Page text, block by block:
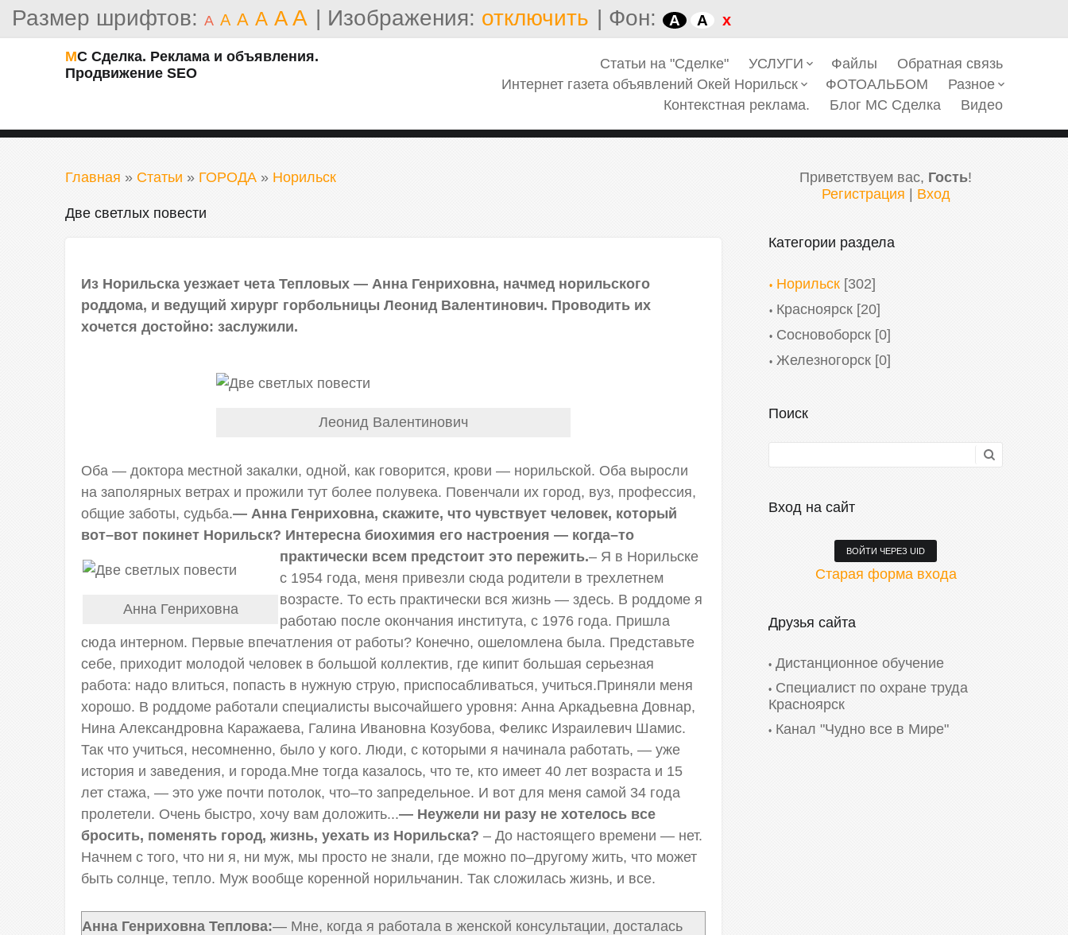
Размер шрифтов: A A A A A A | Изображения: отключить | Фон: A A x
МС Сделка. Реклама и объявления.
Продвижение SEO
Статьи на "Сделке" УСЛУГИ keyboard_arrow_down Файлы
Обратная связь
Интернет газета объявлений Окей Норильск keyboard_arrow_down ФОТОАЛЬБОМ Разное keyboard_arrow_down
Контекстная реклама. Блог МС Сделка Видео
Главная » Статьи » ГОРОДА » Норильск
Две светлых повести
Из Норильска уезжает чета Тепловых — Анна Генриховна, начмед норильского
роддома, и ведущий хирург горбольницы Леонид Валентинович. Проводить их
хочется достойно: заслужили.
Леонид Валентинович
Оба — доктора местной закалки, одной, как говорится, крови — норильской. Оба выросли
на заполярных ветрах и прожили тут более полувека. Повенчали их город, вуз, профессия,
общие заботы, судьба.— Анна Генриховна, скажите, что чувствует человек, который
вот–вот покинет Норильск? Интересна биохимия его настроения — когда–то
практически всем предстоит это пережить.
Анна Генриховна
– Я в Норильске
с 1954 года, меня привезли сюда родители в трехлетнем
возрасте. То есть практически вся жизнь — здесь. В роддоме я
работаю после окончания института, с 1976 года. Пришла
сюда интерном. Первые впечатления от работы? Конечно, ошеломлена была. Представьте
себе, приходит молодой человек в большой коллектив, где кипит большая серьезная
работа: надо влиться, попасть в нужную струю, приспосабливаться, учиться.Приняли меня
хорошо. В роддоме работали специалисты высочайшего уровня: Анна Аркадьевна Довнар,
Нина Александровна Каражаева, Галина Ивановна Козубова, Феликс Израилевич Шамис.
Так что учиться, несомненно, было у кого. Люди, с которыми я начинала работать, — уже
история и заведения, и города.Мне тогда казалось, что те, кто имеет 40 лет возраста и 15
лет стажа, — это уже почти потолок, что–то запредельное. И вот для меня самой 34 года
пролетели. Очень быстро, хочу вам доложить...— Неужели ни разу не хотелось все
бросить, поменять город, жизнь, уехать из Норильска? – До настоящего времени — нет.
Начнем с того, что ни я, ни муж, мы просто не знали, где можно по–другому жить, что может
быть солнце, тепло. Муж вообще коренной норильчанин. Так сложилась жизнь, и все.
Анна Генриховна Теплова:— Мне, когда я работала в женской консультации, досталась
Приветствуем вас, Гость!
Регистрация
Вход
Категории раздела
Норильск [302]
Красноярск [20]
Сосновоборск [0]
Железногорск [0]
Поиск
Вход на сайт
ВОЙТИ ЧЕРЕЗ UID
Старая форма входа
Друзья сайта
Дистанционное обучение
Специалист по охране труда
Красноярск
Канал "Чудно все в Мире"